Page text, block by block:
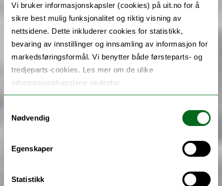
Vi bruker informasjonskapsler (cookies) på uit.no for å
sikre best mulig funksjonalitet og riktig visning av
nettsidene. Dette inkluderer cookies for statistikk,
bevaring av innstillinger og innsamling av informasjon for
markedsføringsformål. Vi benytter både førsteparts- og
tredjeparts-cookies. Les mer om de ulike
informasjonskapslene nedenfor.
Nødvendig
Egenskaper
Statistikk